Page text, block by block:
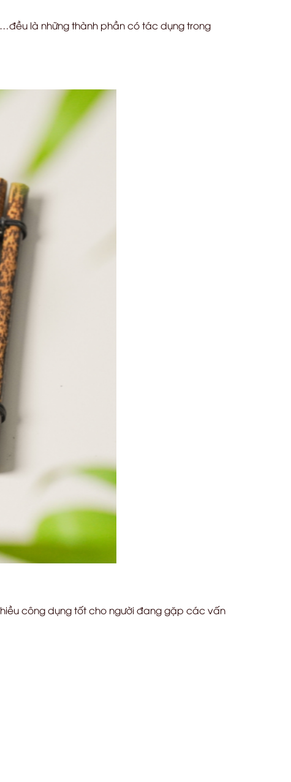
là những thành phần có tác dụng trong
công dụng tốt cho người đang gặp các vấn